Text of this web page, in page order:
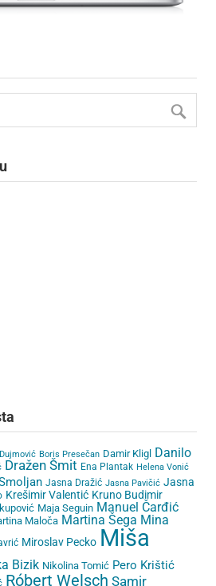
Boris Presečan Damir Kligl Danilo
Dražen Šmit Ena Plantak Helena Vonić
Jasna Dražić Jasna Pavičić Jasna
Krešimir Valentić Kruno Budimir
Maja Seguin Manuel Čarđić
Maloča Martina Šega Mina
Miroslav Pecko Miša
Bizik Nikolina Tomić Pero Krištić
Róbert Welsch Samir